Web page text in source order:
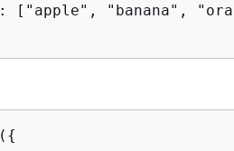
"banana",
{